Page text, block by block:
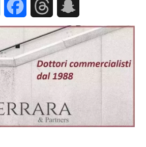
FacebookThreadsSnapchat